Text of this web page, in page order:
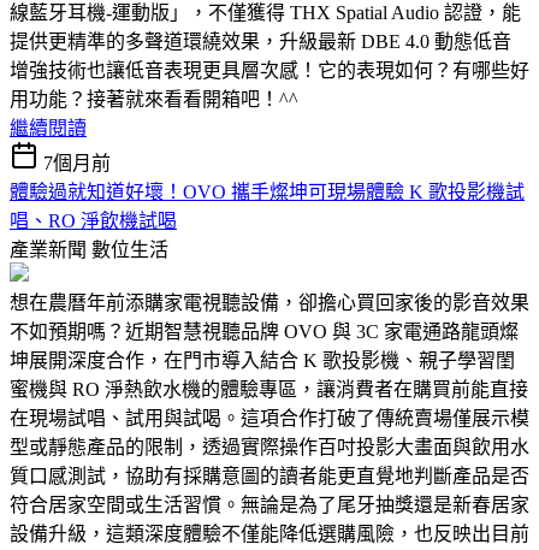
線藍牙耳機-運動版」，不僅獲得 THX Spatial Audio 認證，能
提供更精準的多聲道環繞效果，升級最新 DBE 4.0 動態低音
增強技術也讓低音表現更具層次感！它的表現如何？有哪些好
用功能？接著就來看看開箱吧！^^
繼續閱讀
7個月前
體驗過就知道好壞！OVO 攜手燦坤可現場體驗 K 歌投影機試
唱、RO 淨飲機試喝
產業新聞 數位生活
想在農曆年前添購家電視聽設備，卻擔心買回家後的影音效果
不如預期嗎？近期智慧視聽品牌 OVO 與 3C 家電通路龍頭燦
坤展開深度合作，在門市導入結合 K 歌投影機、親子學習閨
蜜機與 RO 淨熱飲水機的體驗專區，讓消費者在購買前能直接
在現場試唱、試用與試喝。這項合作打破了傳統賣場僅展示模
型或靜態產品的限制，透過實際操作百吋投影大畫面與飲用水
質口感測試，協助有採購意圖的讀者能更直覺地判斷產品是否
符合居家空間或生活習慣。無論是為了尾牙抽獎還是新春居家
設備升級，這類深度體驗不僅能降低選購風險，也反映出目前